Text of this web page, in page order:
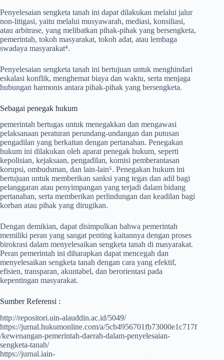
Penyelesaian sengketa tanah ini dapat dilakukan melalui jalur
non-litigasi, yaitu melalui musyawarah, mediasi, konsiliasi,
atau arbitrase, yang melibatkan pihak-pihak yang bersengketa,
pemerintah, tokoh masyarakat, tokoh adat, atau lembaga
swadaya masyarakat⁴.
Penyelesaian sengketa tanah ini bertujuan untuk menghindari
eskalasi konflik, menghemat biaya dan waktu, serta menjaga
hubungan harmonis antara pihak-pihak yang bersengketa.
Sebagai penegak hukum
pemerintah bertugas untuk menegakkan dan mengawasi
pelaksanaan peraturan perundang-undangan dan putusan
pengadilan yang berkaitan dengan pertanahan. Penegakan
hukum ini dilakukan oleh aparat penegak hukum, seperti
kepolisian, kejaksaan, pengadilan, komisi pemberantasan
korupsi, ombudsman, dan lain-lain⁵. Penegakan hukum ini
bertujuan untuk memberikan sanksi yang tegas dan adil bagi
pelanggaran atau penyimpangan yang terjadi dalam bidang
pertanahan, serta memberikan perlindungan dan keadilan bagi
korban atau pihak yang dirugikan.
Dengan demikian, dapat disimpulkan bahwa pemerintah
memiliki peran yang sangat penting kaitannya dengan proses
birokrasi dalam menyelesaikan sengketa tanah di masyarakat.
Peran pemerintah ini diharapkan dapat mencegah dan
menyelesaikan sengketa tanah dengan cara yang efektif,
efisien, transparan, akuntabel, dan berorientasi pada
kepentingan masyarakat.
Sumber Referensi :
http://repositori.uin-alauddin.ac.id/5049/
https://jurnal.hukumonline.com/a/5cb4956701fb73000e1c717f
/kewenangan-pemerintah-daerah-dalam-penyelesaian-
sengketa-tanah/
https://jurnal.iain-